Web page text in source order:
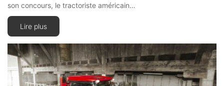
son concours, le tractoriste américain…
Lire plus